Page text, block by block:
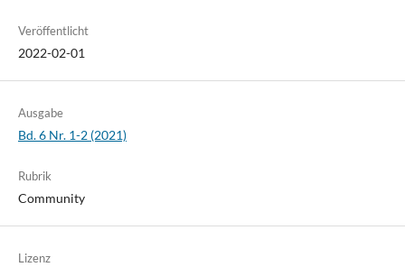
Veröffentlicht
2022-02-01
Ausgabe
Bd. 6 Nr. 1-2 (2021)
Rubrik
Community
Lizenz